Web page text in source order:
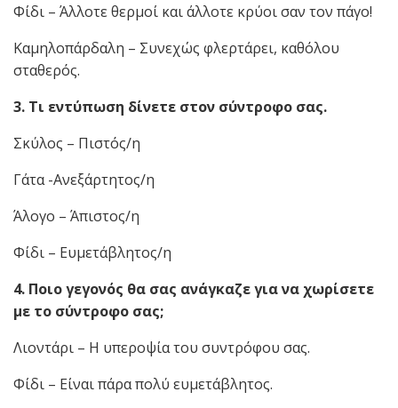
Φίδι – Άλλοτε θερμοί και άλλοτε κρύοι σαν τον πάγο!
Καμηλοπάρδαλη – Συνεχώς φλερτάρει, καθόλου
σταθερός.
3. Τι εντύπωση δίνετε στον σύντροφο σας.
Σκύλος – Πιστός/η
Γάτα -Ανεξάρτητος/η
Άλογο – Άπιστος/η
Φίδι – Ευμετάβλητος/η
4. Ποιο γεγονός θα σας ανάγκαζε για να χωρίσετε
με το σύντροφο σας;
Λιοντάρι – Η υπεροψία του συντρόφου σας.
Φίδι – Είναι πάρα πολύ ευμετάβλητος.